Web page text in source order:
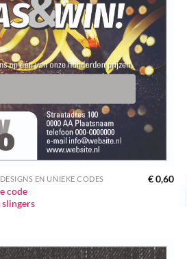
EN UNIEKE CODES
code
slingers
€0,60